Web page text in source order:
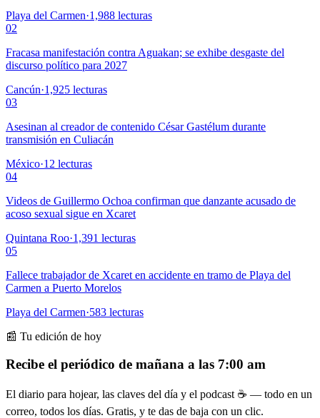
Playa del Carmen·1,988 lecturas
02
Fracasa manifestación contra Aguakan; se exhibe desgaste del
discurso político para 2027
Cancún·1,925 lecturas
03
Asesinan al creador de contenido César Gastélum durante
transmisión en Culiacán
México·12 lecturas
04
Videos de Guillermo Ochoa confirman que danzante acusado de
acoso sexual sigue en Xcaret
Quintana Roo·1,391 lecturas
05
Fallece trabajador de Xcaret en accidente en tramo de Playa del
Carmen a Puerto Morelos
Playa del Carmen·583 lecturas
📰 Tu edición de hoy
Recibe el periódico de mañana a las 7:00 am
El diario para hojear, las claves del día y el podcast ☕ — todo en un
correo, todos los días. Gratis, y te das de baja con un clic.